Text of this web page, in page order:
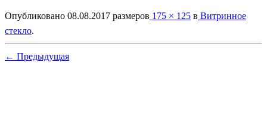
Опубликовано 08.08.2017 размеров 175 × 125 в Витринное
стекло.
← Предыдущая